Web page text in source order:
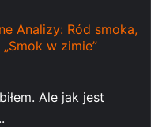
Analizy: Ród smoka,
w zimie”
Ale jak jest